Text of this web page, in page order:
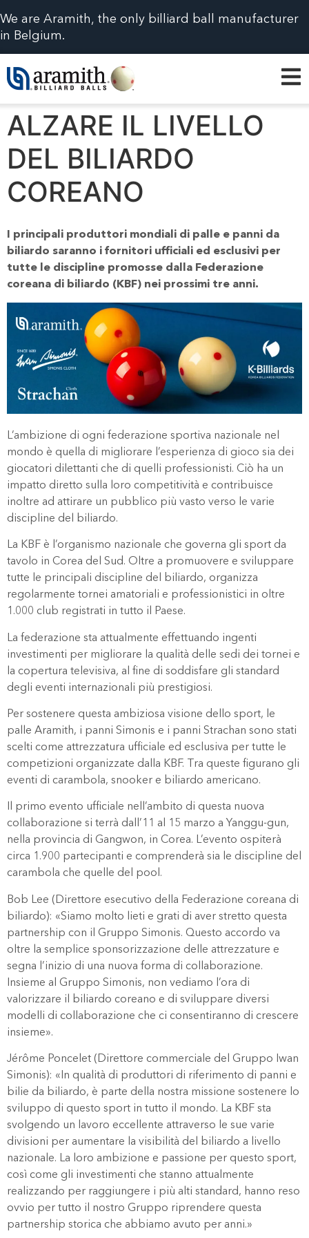
We are Aramith, the only billiard ball manufacturer
in Belgium.
ALZARE IL LIVELLO
DEL BILIARDO
COREANO
I principali produttori mondiali di palle e panni da
biliardo saranno i fornitori ufficiali ed esclusivi per
tutte le discipline promosse dalla Federazione
coreana di biliardo (KBF) nei prossimi tre anni.
L’ambizione di ogni federazione sportiva nazionale nel
mondo è quella di migliorare l’esperienza di gioco sia dei
giocatori dilettanti che di quelli professionisti. Ciò ha un
impatto diretto sulla loro competitività e contribuisce
inoltre ad attirare un pubblico più vasto verso le varie
discipline del biliardo.
La KBF è l’organismo nazionale che governa gli sport da
tavolo in Corea del Sud. Oltre a promuovere e sviluppare
tutte le principali discipline del biliardo, organizza
regolarmente tornei amatoriali e professionistici in oltre
1.000 club registrati in tutto il Paese.
La federazione sta attualmente effettuando ingenti
investimenti per migliorare la qualità delle sedi dei tornei e
la copertura televisiva, al fine di soddisfare gli standard
degli eventi internazionali più prestigiosi.
Per sostenere questa ambiziosa visione dello sport, le
palle Aramith, i panni Simonis e i panni Strachan sono stati
scelti come attrezzatura ufficiale ed esclusiva per tutte le
competizioni organizzate dalla KBF. Tra queste figurano gli
eventi di carambola, snooker e biliardo americano.
Il primo evento ufficiale nell’ambito di questa nuova
collaborazione si terrà dall’11 al 15 marzo a Yanggu-gun,
nella provincia di Gangwon, in Corea. L’evento ospiterà
circa 1.900 partecipanti e comprenderà sia le discipline del
carambola che quelle del pool.
Bob Lee (Direttore esecutivo della Federazione coreana di
biliardo): «Siamo molto lieti e grati di aver stretto questa
partnership con il Gruppo Simonis. Questo accordo va
oltre la semplice sponsorizzazione delle attrezzature e
segna l’inizio di una nuova forma di collaborazione.
Insieme al Gruppo Simonis, non vediamo l’ora di
valorizzare il biliardo coreano e di sviluppare diversi
modelli di collaborazione che ci consentiranno di crescere
insieme».
Jérôme Poncelet (Direttore commerciale del Gruppo Iwan
Simonis): «In qualità di produttori di riferimento di panni e
bilie da biliardo, è parte della nostra missione sostenere lo
sviluppo di questo sport in tutto il mondo. La KBF sta
svolgendo un lavoro eccellente attraverso le sue varie
divisioni per aumentare la visibilità del biliardo a livello
nazionale. La loro ambizione e passione per questo sport,
così come gli investimenti che stanno attualmente
realizzando per raggiungere i più alti standard, hanno reso
ovvio per tutto il nostro Gruppo riprendere questa
partnership storica che abbiamo avuto per anni.»